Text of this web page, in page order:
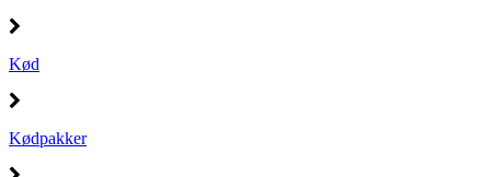
Kød
Kødpakker